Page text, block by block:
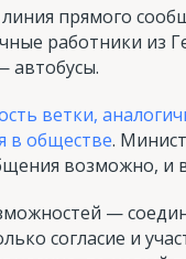
прямого
работники из
автобусы.
ветки,
в обществе.
возможно, и
—
согласие и